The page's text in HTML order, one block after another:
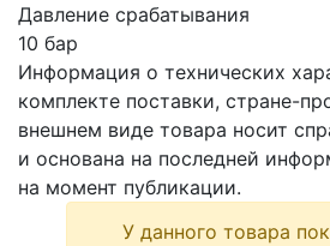
Давление срабатывания
10 бар
Информация о технических
комплекте поставки, стране-
внешнем виде товара носит
и основана на последней
на момент публикации.
У данного товара